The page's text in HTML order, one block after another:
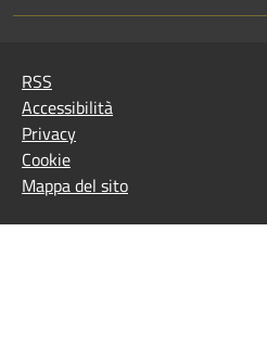
RSS
Accessibilità
Privacy
Cookie
Mappa del sito